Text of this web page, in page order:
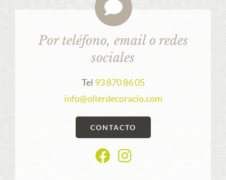
Por teléfono, email o redes
sociales
Tel 93 870 86 05
info@ollerdecoracio.com
CONTACTO